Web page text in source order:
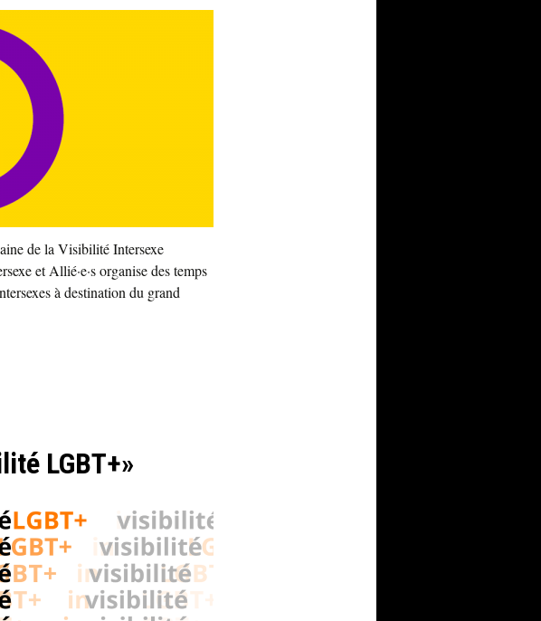
de la Visibilité Intersexe
et Allié·e·s organise des temps
à destination du grand
LGBT+»